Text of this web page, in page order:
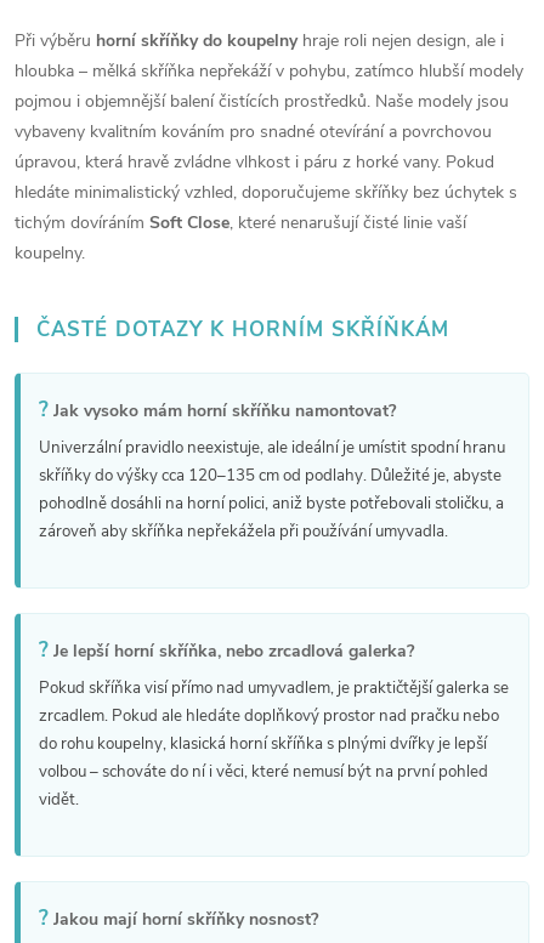
a
c
í
p
r
v
k
y
s
k
o
v
á
n
í
Při výběru horní skříňky do koupelnyhraje roli nejen design, ale i
hloubka – mělká skříňka nepřekáží v pohybu, zatímco hlubší modely
pojmou i objemnější balení čistících prostředků. Naše modely jsou
vybaveny kvalitním kováním pro snadné otevírání a povrchovou
úpravou, která hravě zvládne vlhkost i páru z horké vany. Pokud
hledáte minimalistický vzhled, doporučujeme skříňky bez úchytek s
tichým dovíráním Soft Close, které nenarušují čisté linie vaší
koupelny.
ČASTÉ DOTAZY K HORNÍM SKŘÍŇKÁM
? Jak vysoko mám horní skříňku namontovat?
Univerzální pravidlo neexistuje, ale ideální je umístit spodní hranu
skříňky do výšky cca 120–135 cm od podlahy. Důležité je, abyste
pohodlně dosáhli na horní polici, aniž byste potřebovali stoličku, a
zároveň aby skříňka nepřekážela při používání umyvadla.
? Je lepší horní skříňka, nebo zrcadlová galerka?
Pokud skříňka visí přímo nad umyvadlem, je praktičtější galerka se
zrcadlem. Pokud ale hledáte doplňkový prostor nad pračku nebo
do rohu koupelny, klasická horní skříňka s plnými dvířky je lepší
volbou – schováte do ní i věci, které nemusí být na první pohled
vidět.
? Jakou mají horní skříňky nosnost?